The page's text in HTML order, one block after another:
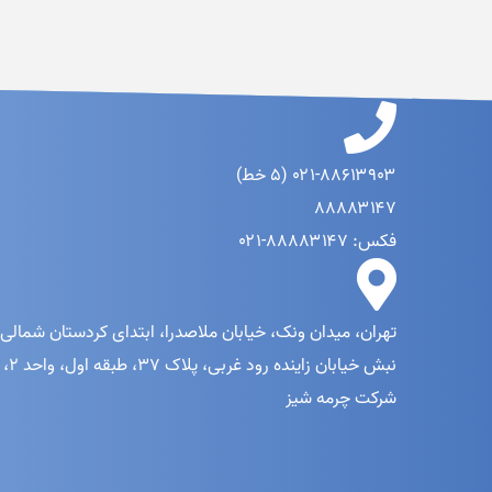
۰۲۱-۸۸۶۱۳۹۰۳ (۵ خط)
۸۸۸۸۳۱۴۷
فکس: ۸۸۸۸۳۱۴۷-۰۲۱
تهران، میدان ونک، خیابان ملاصدرا، ابتدای کردستان
نبش خیابان زاینده رود غربی، پلاک ۳۷، طبقه اول، واحد ۲،
شرکت چرمه شیز